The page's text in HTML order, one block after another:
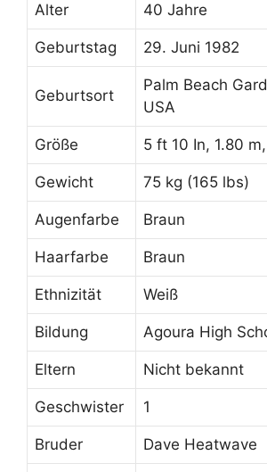
Alter 40 Jahre
Geburtstag 29. Juni 1982
Geburtsort
Palm Beach
USA
Größe 5 ft 10 In, 1.80
Gewicht 75 kg (165 lbs)
Augenfarbe Braun
Haarfarbe Braun
Ethnizität Weiß
Bildung Agoura High
Eltern Nicht bekannt
Geschwister 1
Bruder Dave Heatwave